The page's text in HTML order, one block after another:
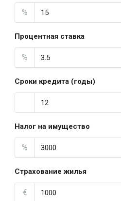
%
Процентная ставка
%
Сроки кредита (годы)
Налог на имущество
%
Страхование жилья
€